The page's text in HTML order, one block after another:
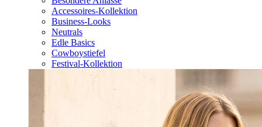
Accessoires-Kollektion
Business-Looks
Neutrals
Edle Basics
Cowboystiefel
Festival-Kollektion